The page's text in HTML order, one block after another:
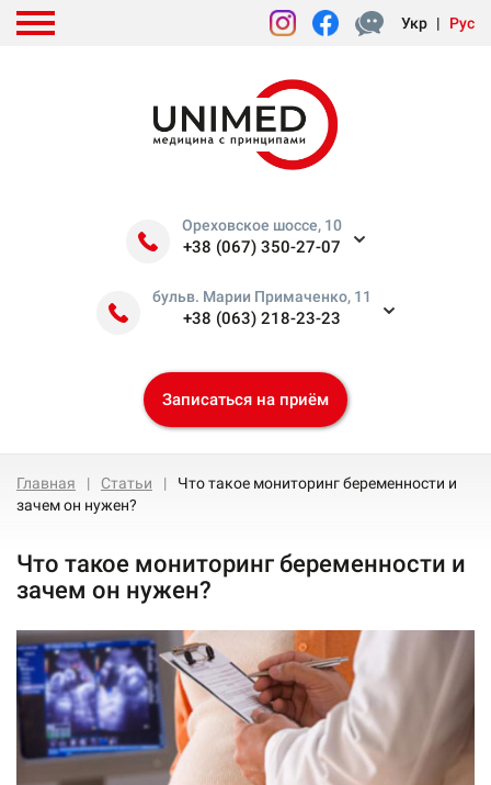
Укр | Рус
Ореховское шоссе, 10
+38 (067) 350-27-07
бульв. Марии Примаченко, 11
+38 (063) 218-23-23
Записаться на приём
Главная Статьи
Что такое мониторинг беременности и
зачем он нужен?
Что такое мониторинг беременности и
зачем он нужен?